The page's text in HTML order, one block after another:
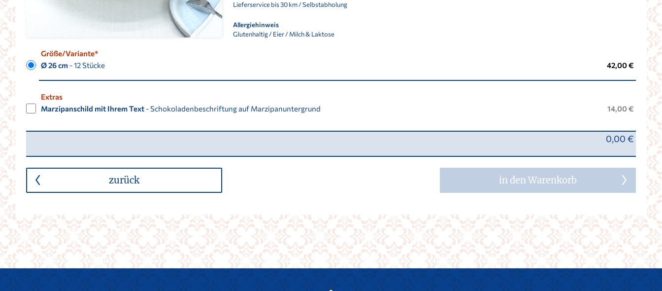
Lieferservice bis 30 km / Selbstabholung
Allergiehinweis
Glutenhaltig / Eier / Milch & Laktose
Größe/Variante*
Ø 26 cm- 12 Stücke 42,00 €
Extras
Marzipanschild mit Ihrem Text- Schokoladenbeschriftung auf Marzipanuntergrund 14,00 €
0,00 €
zurück in den Warenkorb